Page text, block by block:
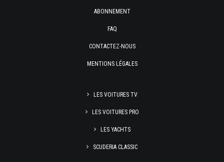
ABONNEMENT
FAQ
CONTACTEZ-NOUS
MENTIONS LÉGALES
LES VOITURES TV
LES VOITURES PRO
LES YACHTS
SCUDERIA CLASSIC